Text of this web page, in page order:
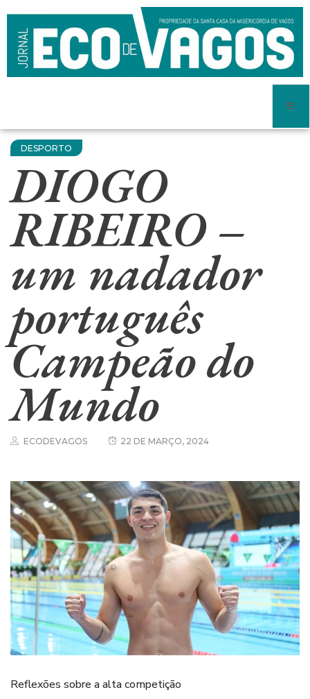
DESPORTO
DIOGO
RIBEIRO –
um nadador
português
Campeão do
Mundo
ECODEVAGOS 22 DE MARÇO, 2024
Reflexões sobre a alta competição